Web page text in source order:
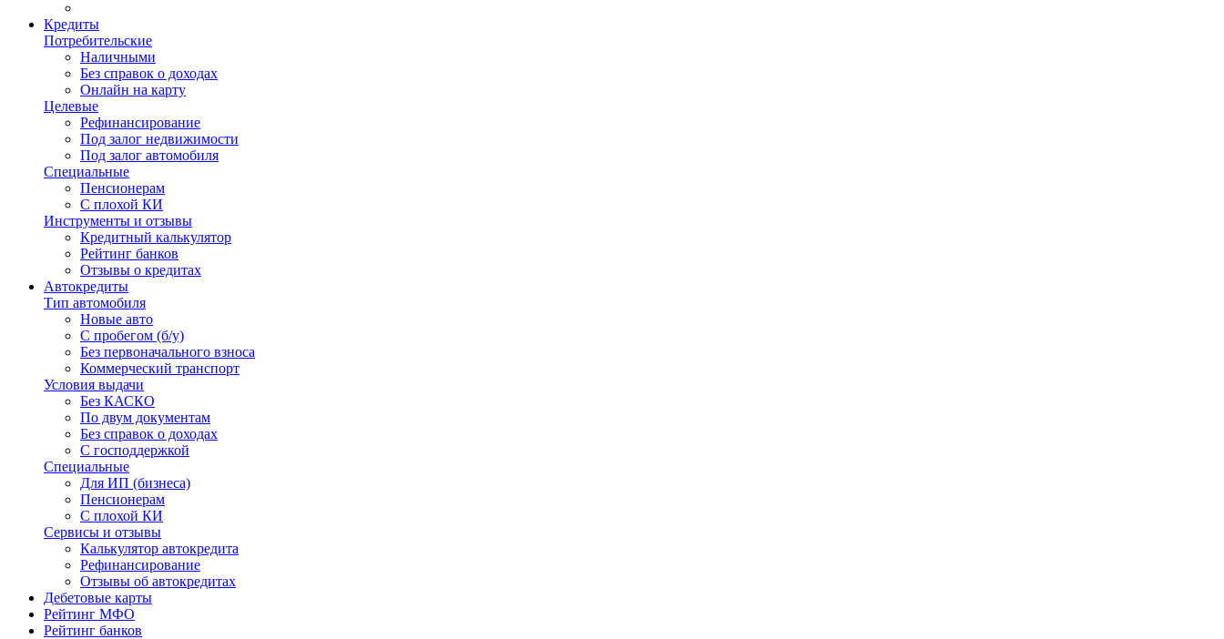
Кредиты
Потребительские
Наличными
Без справок о доходах
Онлайн на карту
Целевые
Рефинансирование
Под залог недвижимости
Под залог автомобиля
Специальные
Пенсионерам
С плохой КИ
Инструменты и отзывы
Кредитный калькулятор
Рейтинг банков
Отзывы о кредитах
Автокредиты
Тип автомобиля
Новые авто
С пробегом (б/у)
Без первоначального взноса
Коммерческий транспорт
Условия выдачи
Без КАСКО
По двум документам
Без справок о доходах
С господдержкой
Специальные
Для ИП (бизнеса)
Пенсионерам
С плохой КИ
Сервисы и отзывы
Калькулятор автокредита
Рефинансирование
Отзывы об автокредитах
Дебетовые карты
Рейтинг МФО
Рейтинг банков